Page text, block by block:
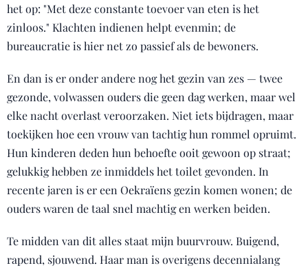
het op: "Met deze constante toevoer van eten is het
zinloos." Klachten indienen helpt evenmin; de
bureaucratie is hier net zo passief als de bewoners.
En dan is er onder andere nog het gezin van zes — twee
gezonde, volwassen ouders die geen dag werken, maar wel
elke nacht overlast veroorzaken. Niet iets bijdragen, maar
toekijken hoe een vrouw van tachtig hun rommel opruimt.
Hun kinderen deden hun behoefte ooit gewoon op straat;
gelukkig hebben ze inmiddels het toilet gevonden. In
recente jaren is er een Oekraïens gezin komen wonen; de
ouders waren de taal snel machtig en werken beiden.
Te midden van dit alles staat mijn buurvrouw. Buigend,
rapend, sjouwend. Haar man is overigens decennialang